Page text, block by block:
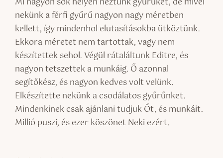
nekünk a férfi gyűrű nagyon nagy méretben
kellett, így mindenhol elutasításokba ütköztünk.
Ekkora méretet nem tartottak, vagy nem
készítettek sehol. Végül rátaláltunk Editre, és
nagyon tetszettek a munkáig. Ő azonnal
segítőkész, és nagyon kedves volt velünk.
Elkészítette nekünk a csodálatos gyűrűnket.
Mindenkinek csak ajánlani tudjuk Őt, és munkáit.
Millió puszi, és ezer köszönet Neki ezért.